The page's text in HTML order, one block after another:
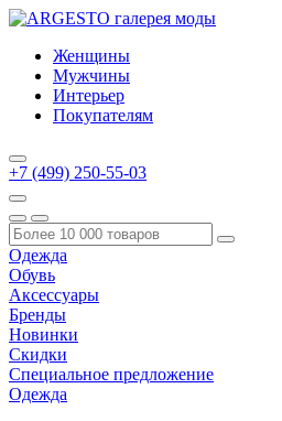
Женщины
Мужчины
Интерьер
Покупателям
+7 (499) 250-55-03
Одежда
Обувь
Аксессуары
Бренды
Новинки
Скидки
Специальное предложение
Одежда